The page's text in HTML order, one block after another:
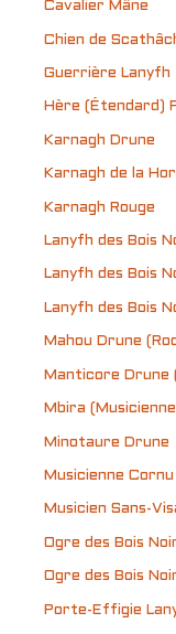
Cavalier Mâne
Chien de
Guerrière Lanyfh
Hère (Étendard)
Karnagh Drune
Karnagh de la
Karnagh Rouge
Lanyfh des Bois
Lanyfh des Bois
Lanyfh des Bois
Mahou Drune
Manticore Drune
Mbira
Minotaure Drune
Musicienne
Musicien Sans-
Ogre des Bois
Ogre des Bois
Porte-Effigie